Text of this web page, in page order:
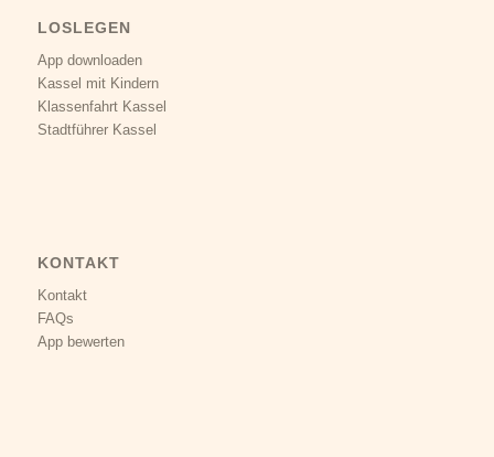
LOSLEGEN
App downloaden
Kassel mit Kindern
Klassenfahrt Kassel
Stadtführer Kassel
KONTAKT
Kontakt
FAQs
App bewerten